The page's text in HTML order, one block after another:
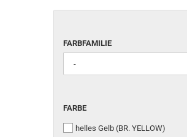
FARBFAMILIE
FARBFAMILIE
FARBE
FARBE
helles Gelb (BR. YELLOW)